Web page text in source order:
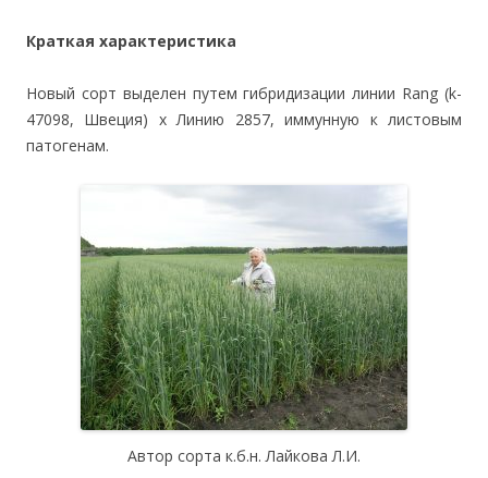
Краткая характеристика
Новый сорт выделен путем гибридизации линии Rang (k-
47098, Швеция) х Линию 2857, иммунную к листовым
патогенам.
Автор сорта к.б.н. Лайкова Л.И.